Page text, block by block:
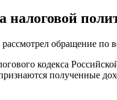
обращение
кодекса
полученные